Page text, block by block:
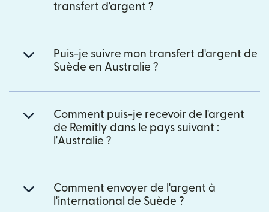
transfert d'argent ?
Puis-je suivre mon transfert d'argent de
Suède en Australie ?
Comment puis-je recevoir de l'argent
de Remitly dans le pays suivant :
l'Australie ?
Comment envoyer de l'argent à
l'international de Suède ?